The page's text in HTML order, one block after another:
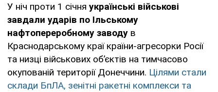
У ніч проти 1 січня українські військові
завдали ударів по Ільському
нафтопереробному заводу в
Краснодарському краї країни-агресорки Росії
та низці військових об’єктів на тимчасово
окупованій території Донеччини. Цілями стали
склади БпЛА, зенітні ракетні комплекси та